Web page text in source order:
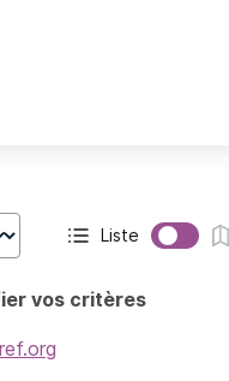
Affichage actif :
Liste
Affichage :
vos critères